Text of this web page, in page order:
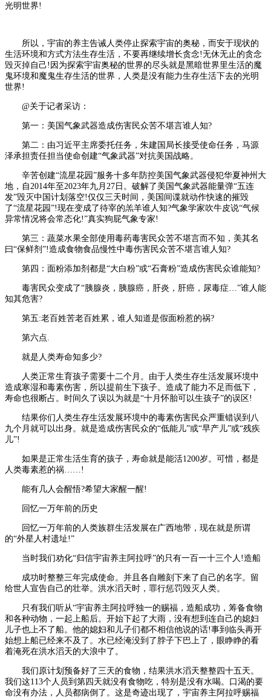
光明世界!
所以，宇宙的养主告诫人类停止探索宇宙的奥秘，而安于现状的
生活环境和方式方法生存生活，不要再继续增长贪念!无休无止的贪念
毁灭掉自己!因为探索宇宙奥秘的世界的尽头就是黑暗世界里生活的魔
鬼环境和魔鬼生存生活的世界，人类是没有能力生存生活下去的光明
世界!
@关于记者采访：
第一：美国气象武器造成伤害民众苦不堪言谁人知?
第二：由习近平主席委托任务，朱建国局长接受使命任务，马源
泽承担责任担当使命创建“气象武器”对抗美国战略。
辛苦创建“流星花园”服务十多年防控美国气象武器侵犯华夏神州大
地，自2014年至2023年九月27日。破解了美国气象武器能量弹“五连
发”毁灭中国计划落空!仅仅三天时间，美国间谍就动作快速的摧毁
了“流星花园”!现在变成了待宰的羔羊谁人知?气象学家吹牛皮说“气候
异常情况将会常态化!”真实狗屁气象专家!
第三：蔬菜水果全部使用毒药毒害民众苦不堪言而不知，美其名
曰“保鲜剂”!造成食物食品慢性中毒伤害民众苦不堪言谁人知?
第四：面粉添加剂都是“大白粉”或“石膏粉”造成伤害民众谁能知?
毒害民众变成了“胰腺炎，胰腺癌，肝炎，肝癌，尿毒症…”谁人能
知其危害?
第五:老百姓苦老百姓累，谁人知道是假面粉惹的祸?
第六点.
就是人类寿命知多少?
人类正常生育孩子需要十二个月。由于人类生存生活发展环境中
造成寒湿和毒素伤害，所以提前生下孩子。造成了能力不足而低下，
寿命也很断占。时间久了误以为就是“十月怀胎可以生孩子”的误区!
结果你们人类生存生活发展环境中的毒素伤害民众严重错误到八
九个月就可以出身。就是造成伤害民众的“低能儿”或“早产儿”或“残疾
儿”!
如果是正常生活生育的孩子，寿命就是能活1200岁。可惜，都是
人类毒素惹的祸……!
能有几人会醒悟?希望大家醒一醒!
回忆一万年前的历史
回忆一万年前的人类族群生活发展在广西地带，现在就是所谓
的“外星人村遗址!”
当时我们劝化“归信宇宙养主阿拉呼”的只有一百一十三个人!造船
成功时整整三年完成使命。并且各自雕刻下来了自己的名字。留
给世人宣告自己的壮举。洪水滔天时，罪行惩罚毁灭人类。
只有我们听从“宇宙养主阿拉呼独一的赐福，造船成功，筹备食物
和各种动物，一起上船后。开始下起了大雨，没有想到连自己的媳妇
儿子也上不了船。他的媳妇和儿子们都不相信他说的话!事到临头再开
始想上船已经来不及了。水已经淹没到了脖子下巴上了，眼睁睁的看
着淹死在洪水滔天的大浪中了。
我们原计划预备好了三天的食物，结果洪水滔天整整四十五天。
我们这113个人员到第四天就没有食物吃，特别是没有水喝。口渴的要
命没有办法，人员都病倒了。这是奇迹出现了，宇宙养主阿拉呼赐福